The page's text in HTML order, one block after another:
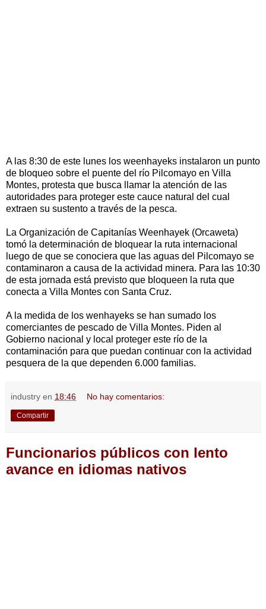
A las 8:30 de este lunes los weenhayeks instalaron un punto
de bloqueo sobre el puente del río Pilcomayo en Villa
Montes, protesta que busca llamar la atención de las
autoridades para proteger este cauce natural del cual
extraen su sustento a través de la pesca.
La Organización de Capitanías Weenhayek (Orcaweta)
tomó la determinación de bloquear la ruta internacional
luego de que se conociera que las aguas del Pilcomayo se
contaminaron a causa de la actividad minera. Para las 10:30
de esta jornada está previsto que bloqueen la ruta que
conecta a Villa Montes con Santa Cruz.
A la medida de los wenhayeks se han sumado los
comerciantes de pescado de Villa Montes. Piden al
Gobierno nacional y local proteger este río de la
contaminación para que puedan continuar con la actividad
pesquera de la que dependen 6.000 familias.
industry en 18:46 No hay comentarios:
Compartir
Funcionarios públicos con lento
avance en idiomas nativos